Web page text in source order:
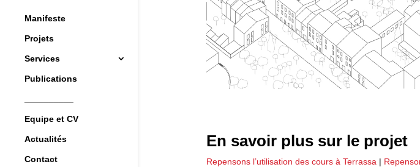
Manifeste
Projets
Services
Publications
Equipe et CV
Actualités
Contact
En savoir plus sur le projet
Repensons l’utilisation des cours à Terrassa |